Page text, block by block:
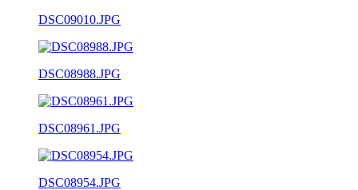
DSC09010.JPG
DSC08988.JPG
DSC08961.JPG
DSC08954.JPG